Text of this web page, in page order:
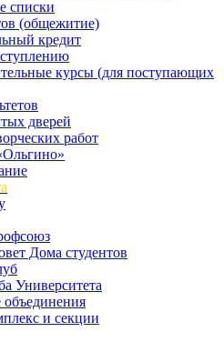
списки
(общежитие)
кредит
курсы (для поступающих
дверей
работ
Дома студентов
Университета
объединения
и секции